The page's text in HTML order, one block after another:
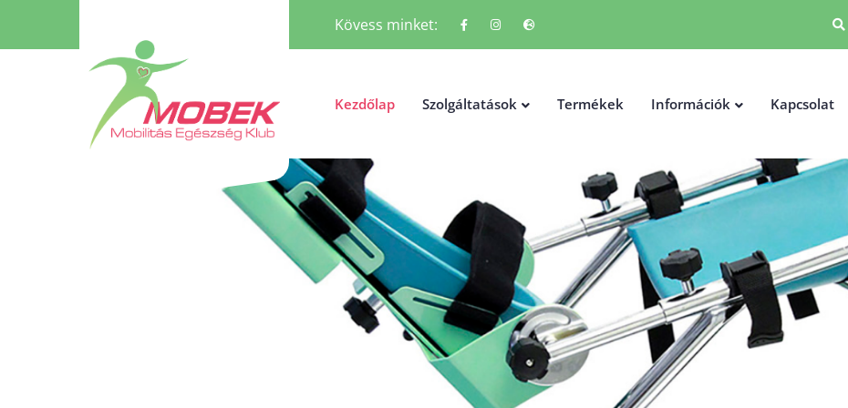
Kövess minket:
Kezdőlap Szolgáltatások Termékek Információk Kapcsolat